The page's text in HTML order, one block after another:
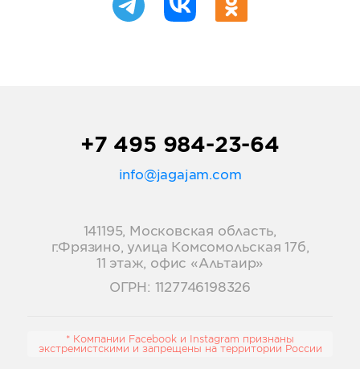
+7 495 984-23-64
info@jagajam.com
141195, Московская область,
г.Фрязино, улица Комсомольская 17б,
11 этаж, офис «Альтаир»
ОГРН: 1127746198326
* Компании Facebook и Instagram признаны
экстремистскими и запрещены на территории России